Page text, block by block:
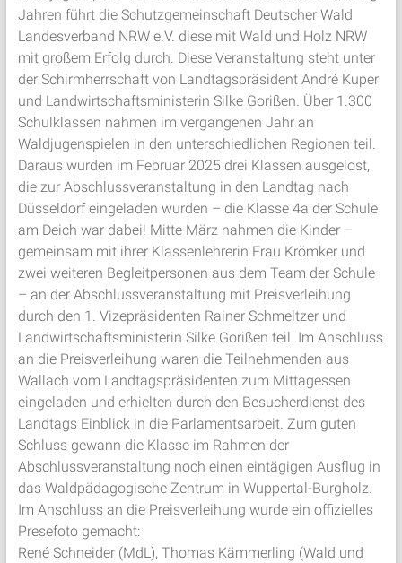
Jahren führt die Schutzgemeinschaft Deutscher Wald
Landesverband NRW e.V. diese mit Wald und Holz NRW
mit großem Erfolg durch. Diese Veranstaltung steht unter
der Schirmherrschaft von Landtagspräsident André Kuper
und Landwirtschaftsministerin Silke Gorißen. Über 1.300
Schulklassen nahmen im vergangenen Jahr an
Waldjugenspielen in den unterschiedlichen Regionen teil.
Daraus wurden im Februar 2025 drei Klassen ausgelost,
die zur Abschlussveranstaltung in den Landtag nach
Düsseldorf eingeladen wurden – die Klasse 4a der Schule
am Deich war dabei! Mitte März nahmen die Kinder –
gemeinsam mit ihrer Klassenlehrerin Frau Krömker und
zwei weiteren Begleitpersonen aus dem Team der Schule
– an der Abschlussveranstaltung mit Preisverleihung
durch den 1. Vizepräsidenten Rainer Schmeltzer und
Landwirtschaftsministerin Silke Gorißen teil. Im Anschluss
an die Preisverleihung waren die Teilnehmenden aus
Wallach vom Landtagspräsidenten zum Mittagessen
eingeladen und erhielten durch den Besucherdienst des
Landtags Einblick in die Parlamentsarbeit. Zum guten
Schluss gewann die Klasse im Rahmen der
Abschlussveranstaltung noch einen eintägigen Ausflug in
das Waldpädagogische Zentrum in Wuppertal-Burgholz.
Im Anschluss an die Preisverleihung wurde ein offizielles
Presefoto gemacht:
René Schneider (MdL), Thomas Kämmerling (Wald und